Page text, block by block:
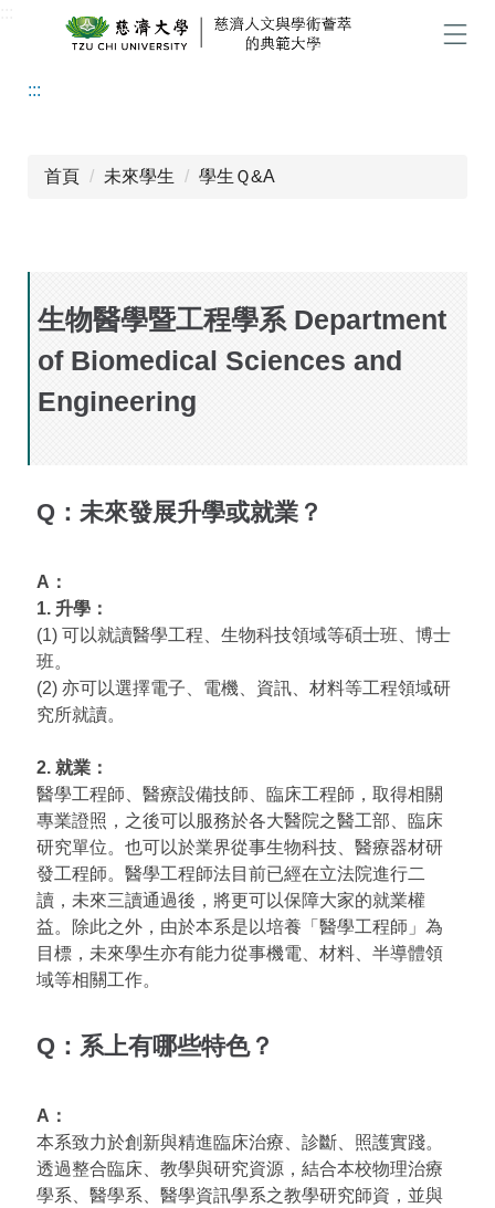
:::
首頁 未來學生 學生Ｑ&A
生物醫學暨工程學系 Department
of Biomedical Sciences and
Engineering
Q：未來發展升學或就業？
A：
1. 升學：
(1) 可以就讀醫學工程、生物科技領域等碩士班、博士
班。
(2) 亦可以選擇電子、電機、資訊、材料等工程領域研
究所就讀。
2. 就業：
醫學工程師、醫療設備技師、臨床工程師，取得相關
專業證照，之後可以服務於各大醫院之醫工部、臨床
研究單位。也可以於業界從事生物科技、醫療器材研
發工程師。醫學工程師法目前已經在立法院進行二
讀，未來三讀通過後，將更可以保障大家的就業權
益。除此之外，由於本系是以培養「醫學工程師」為
目標，未來學生亦有能力從事機電、材料、半導體領
域等相關工作。
Q：系上有哪些特色？
A：
本系致力於創新與精進臨床治療、診斷、照護實踐。
透過整合臨床、教學與研究資源，結合本校物理治療
學系、醫學系、醫學資訊學系之教學研究師資，並與